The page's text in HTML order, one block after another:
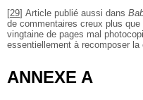
[29] Article publié aussi dans
de commentaires creux plus que
vingtaine de pages mal
essentiellement à recomposer
ANNEXE A